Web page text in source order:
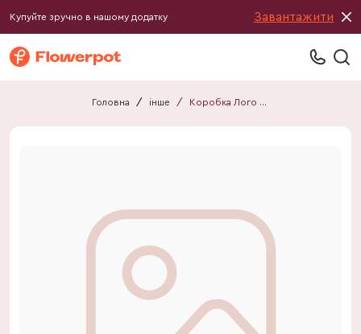
Купуйте зручно в нашому додатку Завантажити
Головна / інше / Коробка Лого В16/Ш16 "17" кремовий